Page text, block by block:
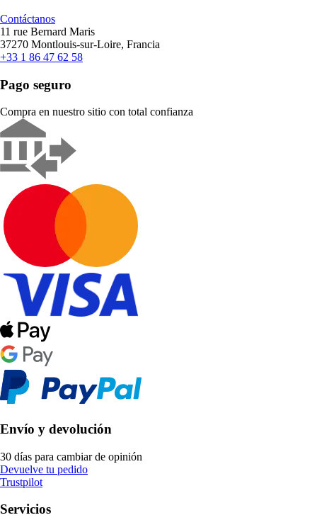
Contáctanos
11 rue Bernard Maris
37270 Montlouis-sur-Loire, Francia
+33 1 86 47 62 58
Pago seguro
Compra en nuestro sitio con total confianza
Envío y devolución
30 días para cambiar de opinión
Devuelve tu pedido
Trustpilot
Servicios